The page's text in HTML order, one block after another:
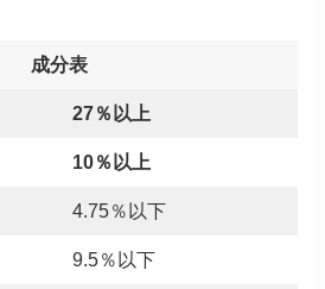
成分表
27％以上
10％以上
4.75％以下
9.5％以下